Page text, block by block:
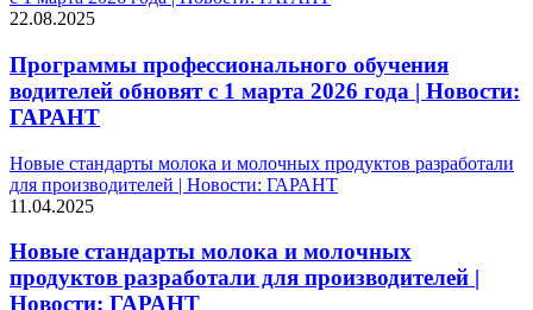
22.08.2025
Программы профессионального обучения
водителей обновят с 1 марта 2026 года | Новости:
ГАРАНТ
Новые стандарты молока и молочных продуктов разработали
для производителей | Новости: ГАРАНТ
11.04.2025
Новые стандарты молока и молочных
продуктов разработали для производителей |
Новости: ГАРАНТ